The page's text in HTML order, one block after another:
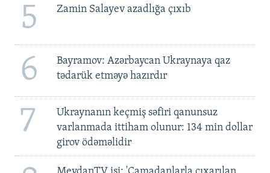
5 Zamin Salayev azadlığa çıxıb
6
Bayramov: Azərbaycan Ukraynaya qaz
tədarük etməyə hazırdır
7
Ukraynanın keçmiş səfiri qanunsuz
varlanmada ittiham olunur: 134 min dollar
girov ödəməlidir